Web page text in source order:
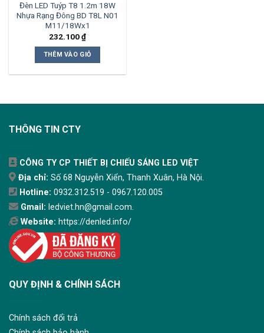
Đèn LED Tuýp T8 1.2m 18W
Nhựa Rạng Đông BD T8L N01
M11/18Wx1
232.100₫
THÊM VÀO GIỎ
THÔNG TIN CTY
CÔNG TY CP THIẾT BỊ CHIẾU SÁNG LED VIỆT
Địa chỉ: Số 68 Nguyễn Xiển, Thanh Xuân, Hà Nội.
Hotline: 0932.312.519 - 0967.120.005
Gmail: ledviet.hn@gmail.com.
Website: https://denled.info/
QUY ĐỊNH & CHÍNH SÁCH
Chính sách đổi trả